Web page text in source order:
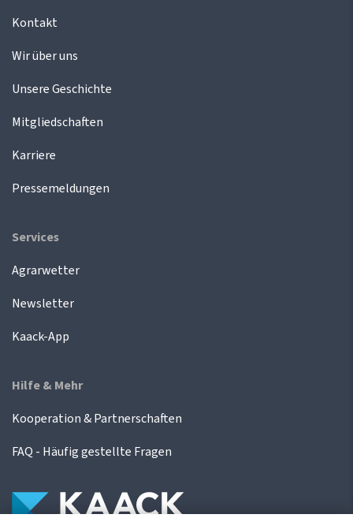
Kontakt
Wir über uns
Unsere Geschichte
Mitgliedschaften
Karriere
Pressemeldungen
Services
Agrarwetter
Newsletter
Kaack-App
Hilfe & Mehr
Kooperation & Partnerschaften
FAQ - Häufig gestellte Fragen